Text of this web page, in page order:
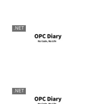
.NET
.NET